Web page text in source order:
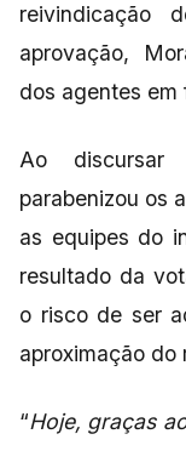
reivindicação
aprovação,
dos agentes em
Ao discursar
parabenizou os
as equipes do
resultado da
o risco de ser
aproximação do
“Hoje, graças